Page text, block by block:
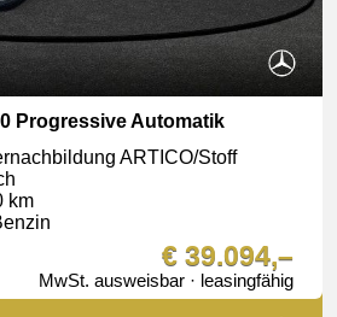
Progressive Automatik
ARTICO/Stoff
km
€ 39.094,–
MwSt. ausweisbar · leasingfähig